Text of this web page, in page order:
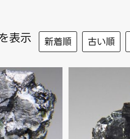
表示 新着順 古い順